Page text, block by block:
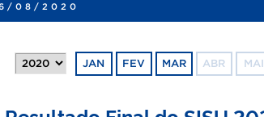
08/2020
JAN FEV MAR ABR MAI